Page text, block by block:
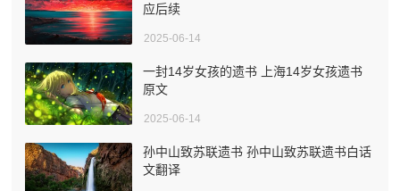
应后续
2025-06-14
一封14岁女孩的遗书 上海14岁女孩遗书
原文
2025-06-14
孙中山致苏联遗书 孙中山致苏联遗书白话
文翻译